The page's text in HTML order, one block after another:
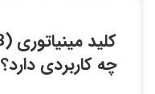
چه کاربردی دارد؟